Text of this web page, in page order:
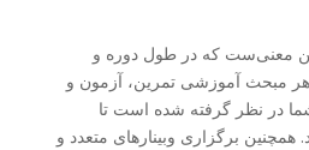
معنی‌ست که در طول دوره و
هر مبحث آموزشی تمرین‌، آزمون و
در نظر گرفته شده است تا
همچنین برگزاری وبینارهای متعدد و